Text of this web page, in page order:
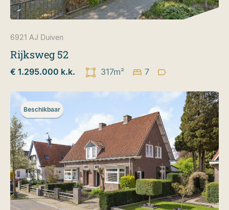
6921 AJ Duiven
Rijksweg 52
€ 1.295.000 k.k. 317m² 7
Beschikbaar